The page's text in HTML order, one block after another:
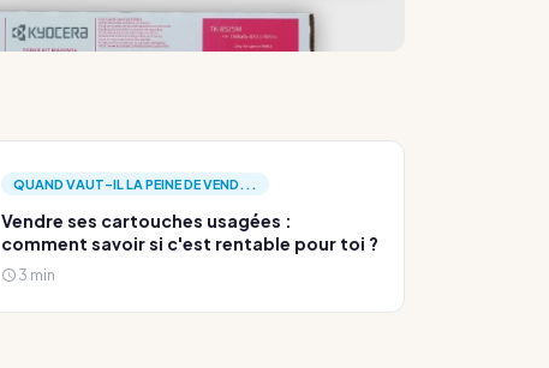
QUAND VAUT-IL LA PEINE DE VEND...
Vendre ses cartouches usagées :
comment savoir si c'est rentable pour toi ?
3 min